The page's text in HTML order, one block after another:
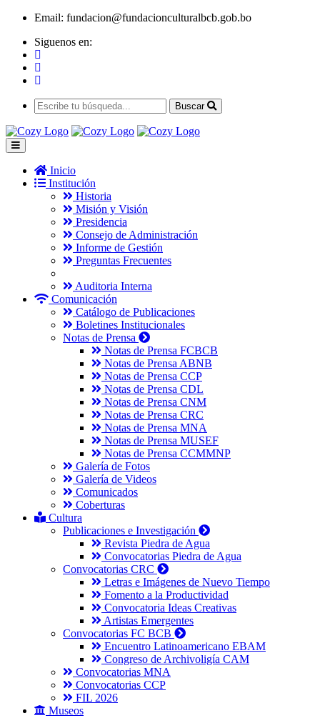
Email: fundacion@fundacionculturalbcb.gob.bo
Siguenos en:
Buscar
Inicio
Institución
Historia
Misión y Visión
Presidencia
Consejo de Administración
Informe de Gestión
Preguntas Frecuentes
Auditoria Interna
Comunicación
Catálogo de Publicaciones
Boletines Institucionales
Notas de Prensa
Notas de Prensa FCBCB
Notas de Prensa ABNB
Notas de Prensa CCP
Notas de Prensa CDL
Notas de Prensa CNM
Notas de Prensa CRC
Notas de Prensa MNA
Notas de Prensa MUSEF
Notas de Prensa CCMMNP
Galería de Fotos
Galería de Videos
Comunicados
Coberturas
Cultura
Publicaciones e Investigación
Revista Piedra de Agua
Convocatorias Piedra de Agua
Convocatorias CRC
Letras e Imágenes de Nuevo Tiempo
Fomento a la Productividad
Convocatoria Ideas Creativas
Artistas Emergentes
Convocatorias FC BCB
Encuentro Latinoamericano EBAM
Congreso de Archivoligía CAM
Convocatorias MNA
Convocatorias CCP
FIL 2026
Museos